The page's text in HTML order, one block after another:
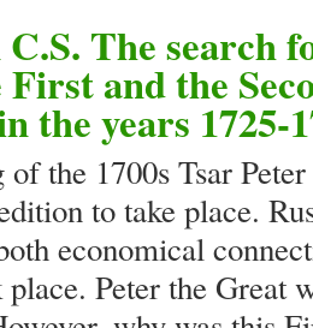
The search
First and the
the years 1725-
the 1700s Tsar
to take place.
economical
Peter the Great